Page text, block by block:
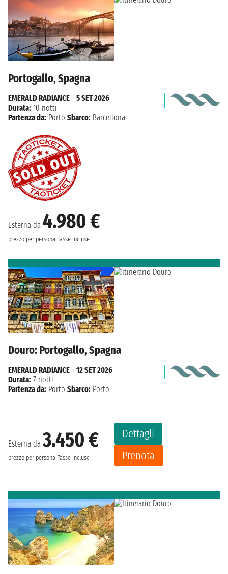
Portogallo, Spagna
Esterna da 4.980 €
prezzo per persona Tasse incluse
EMERALD RADIANCE
5 SET 2026
Durata: 10 notti
Partenza da: Porto Sbarco: Barcellona
Douro: Portogallo, Spagna
Esterna da3.450 €
prezzo per persona Tasse incluse
Dettagli
Prenota
EMERALD RADIANCE
12 SET 2026
Durata: 7 notti
Partenza da: Porto Sbarco: Porto